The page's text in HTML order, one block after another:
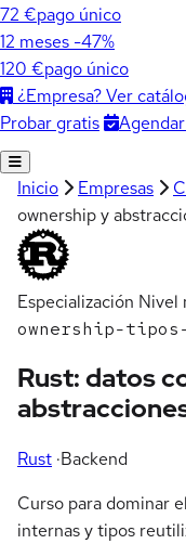
72 €pago único
12 meses -47%
120 €pago único
¿Empresa? Ver
Probar gratis
Inicio Empresas
ownership y
Especialización Nivel
ownership-
Rust: datos
Rust ·Backend
Curso para dominar
internas y tipos